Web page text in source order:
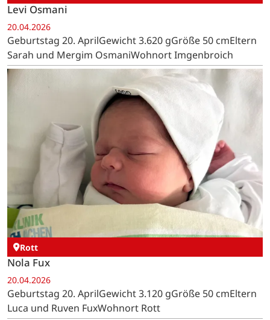
Levi Osmani
20.04.2026
Geburtstag 20. AprilGewicht 3.620 gGröße 50 cmEltern
Sarah und Mergim OsmaniWohnort Imgenbroich
Rott
Nola Fux
20.04.2026
Geburtstag 20. AprilGewicht 3.120 gGröße 50 cmEltern
Luca und Ruven FuxWohnort Rott